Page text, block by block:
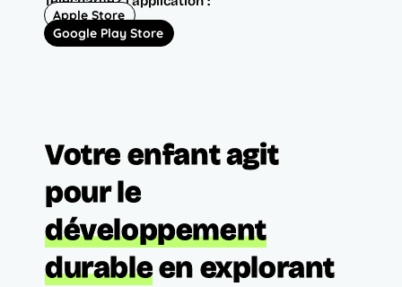
Apple Store
Google Play Store
Votre enfant agit
pour le
développement
durableen explorant